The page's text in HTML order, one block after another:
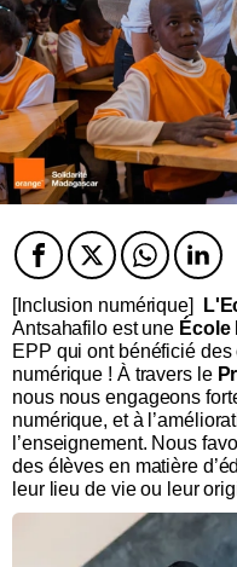
Facebook
TwitterTwitter
[Inclusion numérique]
Antsahafilo est une École
EPP qui ont bénéficié
numérique ! À travers le
nous nous engageons
numérique, et à
l’enseignement. Nous
des élèves en matière
leur lieu de vie ou leur